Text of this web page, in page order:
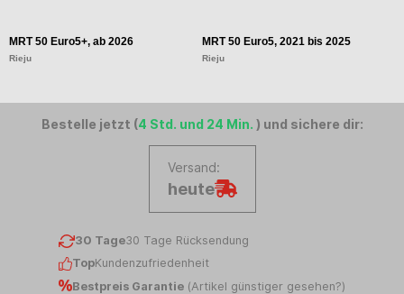
MRT 50 Euro5+, ab 2026
Rieju
MRT 50 Euro5, 2021 bis 2025
Rieju
Bestelle jetzt (4 Std. und 24 Min. ) und sichere dir:
Versand:
heute
30 Tage30 Tage Rücksendung
TopKundenzufriedenheit
Bestpreis Garantie (Artikel günstiger gesehen?)